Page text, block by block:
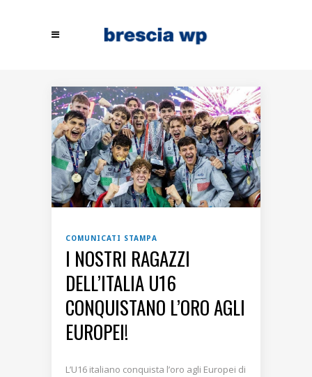
COMUNICATI STAMPA
I NOSTRI RAGAZZI
DELL’ITALIA U16
CONQUISTANO L’ORO AGLI
EUROPEI!
L’U16 italiano conquista l’oro agli Europei di